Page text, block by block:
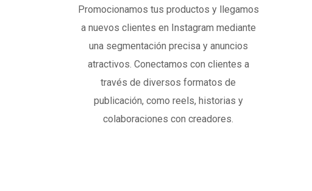
Promocionamos tus productos y llegamos
a nuevos clientes en Instagram mediante
una segmentación precisa y anuncios
atractivos. Conectamos con clientes a
través de diversos formatos de
publicación, como reels, historias y
colaboraciones con creadores.